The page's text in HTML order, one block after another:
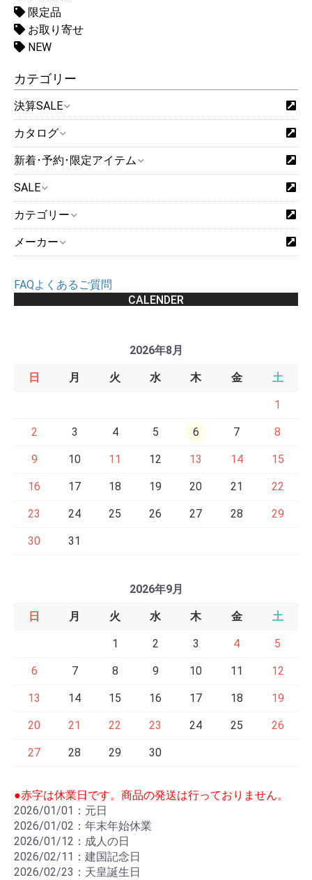
限定品
お取り寄せ
NEW
カテゴリー
決算SALE
カタログ
新着･予約･限定アイテム
SALE
カテゴリー
メーカー
FAQよくあるご質問
CALENDER
2026年8月
日 月 火 水 木 金 土
1
2 3 4 5 6 7 8
9 10 11 12 13 14 15
16 17 18 19 20 21 22
23 24 25 26 27 28 29
30 31
2026年9月
日 月 火 水 木 金 土
1 2 3 4 5
6 7 8 9 10 11 12
13 14 15 16 17 18 19
20 21 22 23 24 25 26
27 28 29 30
●赤字は休業日です。商品の発送は行っておりません。
2026/01/01：元日
2026/01/02：年末年始休業
2026/01/12：成人の日
2026/02/11：建国記念日
2026/02/23：天皇誕生日